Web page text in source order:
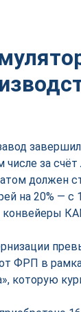
за
должен
на 20% — с
от ФРП в
которую